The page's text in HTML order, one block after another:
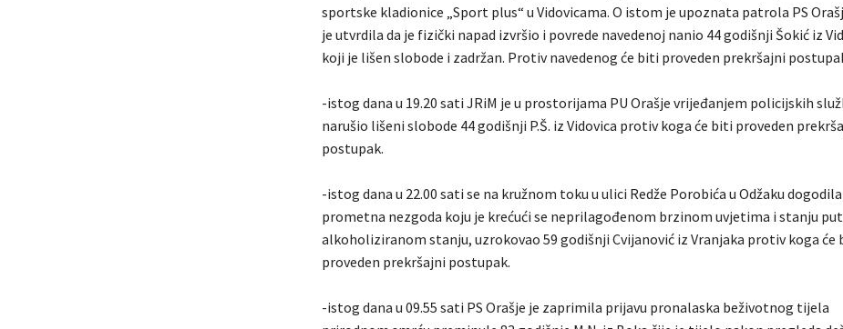
sportske kladionice „Sport plus“ u Vidovicama. O istom je upoznata patrola PS
je utvrdila da je fizički napad izvršio i povrede navedenoj nanio 44 godišnji Šokić iz
koji je lišen slobode i zadržan. Protiv navedenog će biti proveden prekršajni
-istog dana u 19.20 sati JRiM je u prostorijama PU Orašje vrijeđanjem policijskih
narušio lišeni slobode 44 godišnji P.Š. iz Vidovica protiv koga će biti proveden
postupak.
-istog dana u 22.00 sati se na kružnom toku u ulici Redže Porobića u Odžaku dogodila
prometna nezgoda koju je krećući se neprilagođenom brzinom uvjetima i stanju
alkoholiziranom stanju, uzrokovao 59 godišnji Cvijanović iz Vranjaka protiv koga će
proveden prekršajni postupak.
-istog dana u 09.55 sati PS Orašje je zaprimila prijavu pronalaska beživotnog tijela